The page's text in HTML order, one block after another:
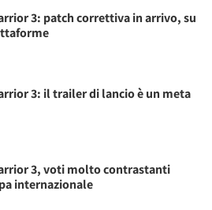
3: patch correttiva in arrivo, su
3: il trailer di lancio è un meta
3, voti molto contrastanti
internazionale